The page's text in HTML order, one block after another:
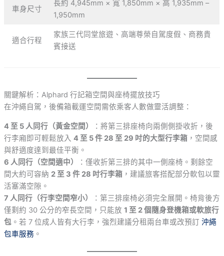
車身尺寸
長約 4,945mm × 寬 1,850mm × 高 1,935mm –
1,950mm
適合行程
家族三代同堂旅遊、高端尊榮自駕度假、商務貴
賓接送
關鍵解析：Alphard 行記箱空間與座椅擺放技巧
在沖繩自駕，後備箱載運空間需依乘客人數做靈活調整：
4 至 5 人同行（黃金空間）
：將第三排座椅向兩側側掛收折，後
行李廂即可輕鬆放入 4 至 5 件 28 至 29 吋的大型行李箱，空間感
與舒適度達到最佳平衡。
6 人同行（空間適中）
：僅收折第三排的其中一側座椅。剩餘空
間大約可容納 2 至 3 件 28 吋行李箱，建議旅客搭配部分軟包以靈
活塞滿空隙。
7 人同行（行李空間窄小）
：第三排座椅必須完全展開。椅背後方
僅剩約 30 公分的窄長空間，只能放 1 至 2 個隨身登機箱或軟旅行
包。若 7 位成人皆有大行李，強烈建議分租兩台車或改預訂 沖繩
包車服務 。